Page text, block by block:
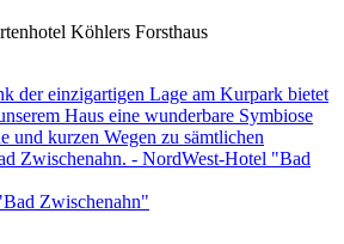
Köhlers Forsthaus
Zwischenahn"